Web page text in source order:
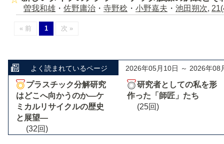
曽我和雄 ・ 佐野庸治 ・ 寺野稔 ・ 小野嘉夫 ・ 池田朔次,
« 前 1 次 »
よく読まれているページ 2026年05月10日 ～ 2026年08
プラスチック分解研究
はどこへ向かうのか―ケ
ミカルリサイクルの歴史
と展望―
(32回)
研究者としての私を形
作った「師匠」たち
(25回)